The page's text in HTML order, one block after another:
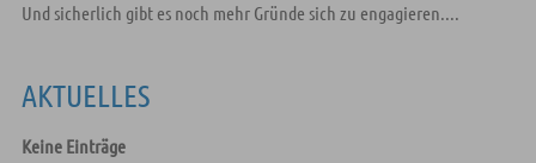
Und sicherlich gibt es noch mehr Gründe sich zu engagieren....
AKTUELLES
Keine Einträge